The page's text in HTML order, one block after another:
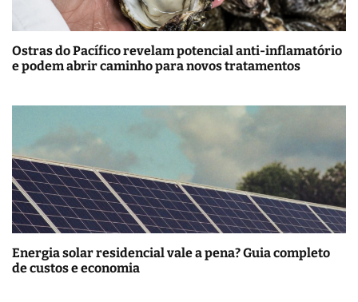
Ostras do Pacífico revelam potencial anti-inflamatório
e podem abrir caminho para novos tratamentos
Energia solar residencial vale a pena? Guia completo
de custos e economia